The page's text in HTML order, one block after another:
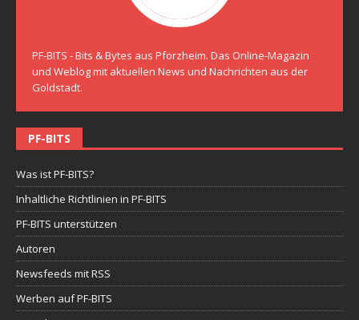
PF-BITS - Bits & Bytes aus Pforzheim. Das Online-Magazin
und Weblog mit aktuellen News und Nachrichten aus der
Goldstadt.
PF-BITS
Was ist PF-BITS?
Inhaltliche Richtlinien in PF-BITS
PF-BITS unterstützen
Autoren
Newsfeeds mit RSS
Werben auf PF-BITS